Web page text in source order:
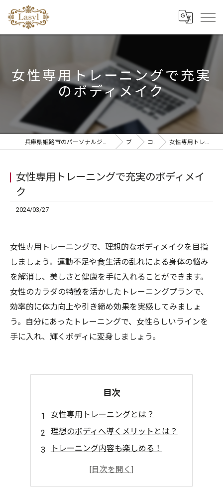
女性専用トレーニングで充実
のボディメイク
兵庫県姫路市のパーソナルジムならリラクゼーションandパーソナルトレーニングLasyl ブログ コラム 女性専用トレーニングで充実のボディメイク
女性専用トレーニングで充実のボディメイ
ク
2024/03/27
女性専用トレーニングで、理想的なボディメイクを目指
しましょう。運動不足や食生活の乱れによる身体の悩み
を解消し、美しさと健康を手に入れることができます。
女性のカラダの特徴を活かしたトレーニングプランで、
効率的に体力向上や引き締め効果を実感してみましょ
う。自分にあったトレーニングで、女性らしいラインを
手に入れ、輝くボディに変身しましょう。
目次
女性専用トレーニングとは？
理想のボディへ導くメリットとは？
トレーニング内容も楽しめる！
初心者でも安心の指導体制